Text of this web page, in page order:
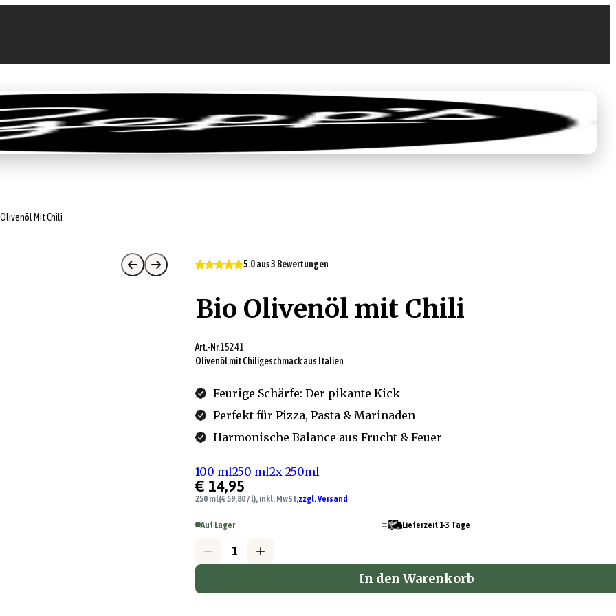
Feinkost-Abo Firmenkunden Sale € 0,00
Mit Chili
5.0 aus 3 Bewertungen
Bio Olivenöl mit Chili
Art.-Nr.15241
Olivenöl mit Chiligeschmack aus Italien
Feurige Schärfe: Der pikante Kick
Perfekt für Pizza, Pasta & Marinaden
Harmonische Balance aus Frucht & Feuer
100 ml250 ml2x 250ml
€ 14,95
250 ml(€ 59,80 / l), inkl. MwSt,zzgl. Versand
Auf Lager Lieferzeit 1-3 Tage
In den Warenkorb